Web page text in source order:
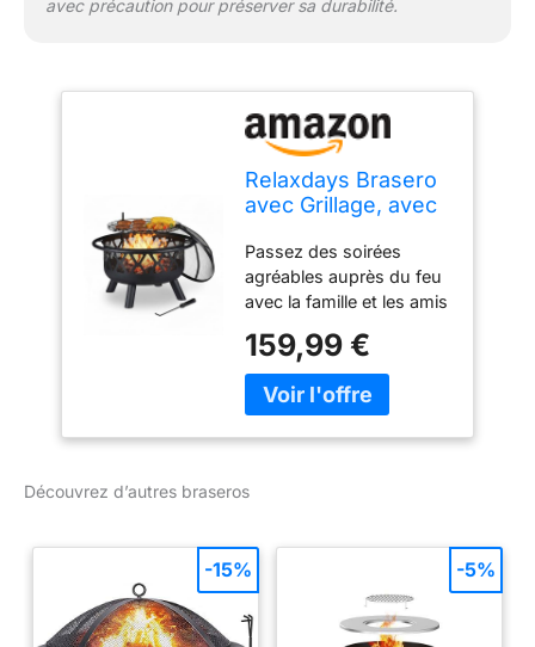
avec précaution pour préserver sa durabilité.
Relaxdays Brasero
avec Grillage, avec
étincelles &
tisonnier, terrasse,
D 75 cm, Jardin et
terrasse, Noir
Passez des soirées
agréables auprès du feu
avec la famille et les amis
réglable en hauteur pour
faire cuire saucissons,
steaks, fromage etc..
cm; avec tisonnier Peu
protection anti étincelles;
brasero avec pieds
élevés protège le sol Le
brasero est idéal pour le
159,99 €
Découvrez d’autres braseros
-15% -5%